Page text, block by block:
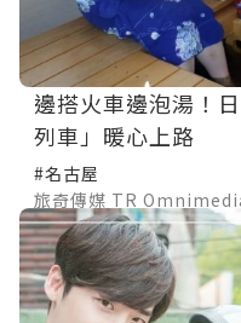
邊搭火車邊泡湯！
列車」暖心上路
#名古屋
旅奇傳媒 TR